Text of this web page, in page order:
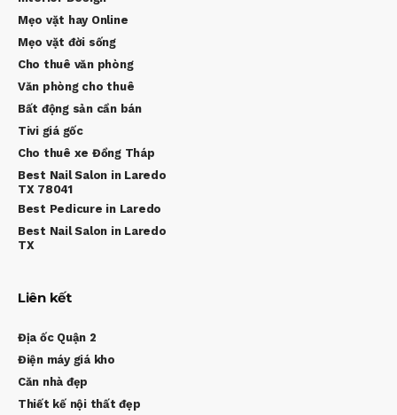
Mẹo vặt hay Online
Mẹo vặt đời sống
Cho thuê văn phòng
Văn phòng cho thuê
Bất động sản cần bán
Tivi giá gốc
Cho thuê xe Đồng Tháp
Best Nail Salon in Laredo
TX 78041
Best Pedicure in Laredo
Best Nail Salon in Laredo
TX
Liên kết
Địa ốc Quận 2
Điện máy giá kho
Căn nhà đẹp
Thiết kế nội thất đẹp